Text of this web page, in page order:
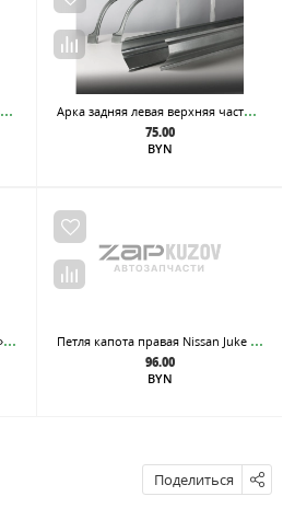
FOR
D MONDEO 00-06 Боковое зеркало R Арк
а задняя левая верхняя часть, из оцинкованной стали
75.00
BYN
Защ
ита двигателя FIAT Doblo «I» 01>, Doblo «II» 05> Пет
ля капота правая Nissan Juke (F15)
96.00
BYN
Поделиться